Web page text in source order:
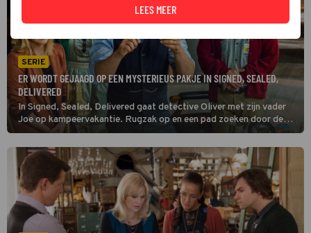
SERIE
ER WORDT GEJAAGD OP EEN MYSTERIEUS PAKJE IN SIGNED, SEALED,
DELIVERED
In Signed, Sealed, Delivered gaat detective Oliver met zijn vader
Joe op kampeervakantie. Rugzak op en een pad zoeken door de
wilde natuur. Onderweg krijgt Joe een ongeluk. Omdat Oliver niet
op kantoor komt, worden zijn collega's ongerust.
LEES MEER